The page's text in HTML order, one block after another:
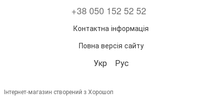
+38 050 152 52 52
Контактна інформація
Повна версія сайту
Укр Рус
Інтернет-магазин створений з Хорошоп